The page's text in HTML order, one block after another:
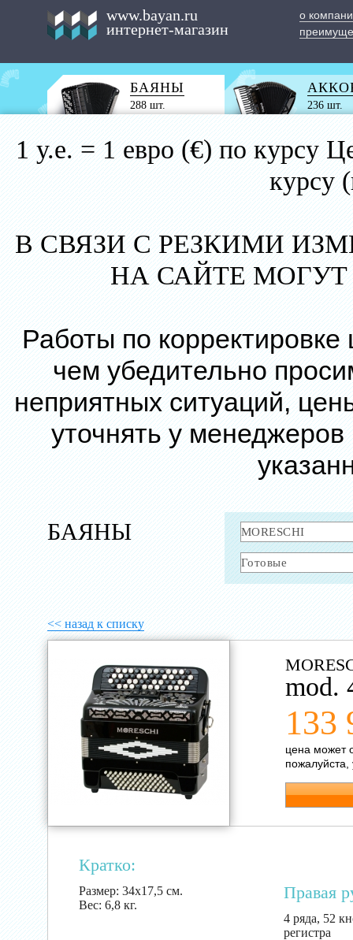
www.bayan.ru
интернет-магазин
о
БАЯНЫ
288 шт. 236 шт.
1 у.е. = 1 евро (€) по курсу
курсу
В СВЯЗИ С РЕЗКИМИ
НА САЙТЕ
Работы по
чем убедительно
неприятных ситуаций,
уточнять у
БАЯНЫ
<< назад к списку
mod.
133
цена может
пожалуйста,
Кратко:
Размер: 34х17,5 см.
Вес: 6,8 кг.
Правая
4 ряда, 52
регистра